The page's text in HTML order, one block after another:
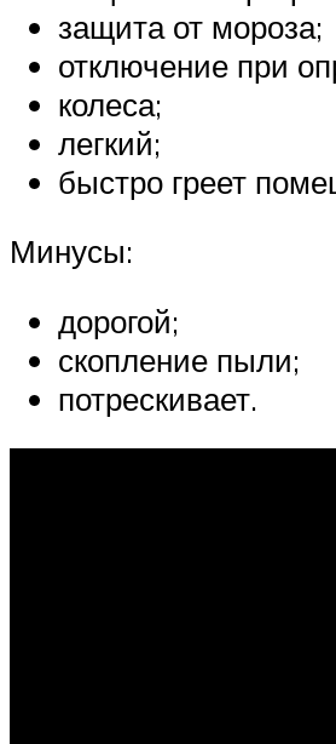
защита от мороза;
отключение при
колеса;
легкий;
быстро греет
Минусы:
дорогой;
скопление пыли;
потрескивает.